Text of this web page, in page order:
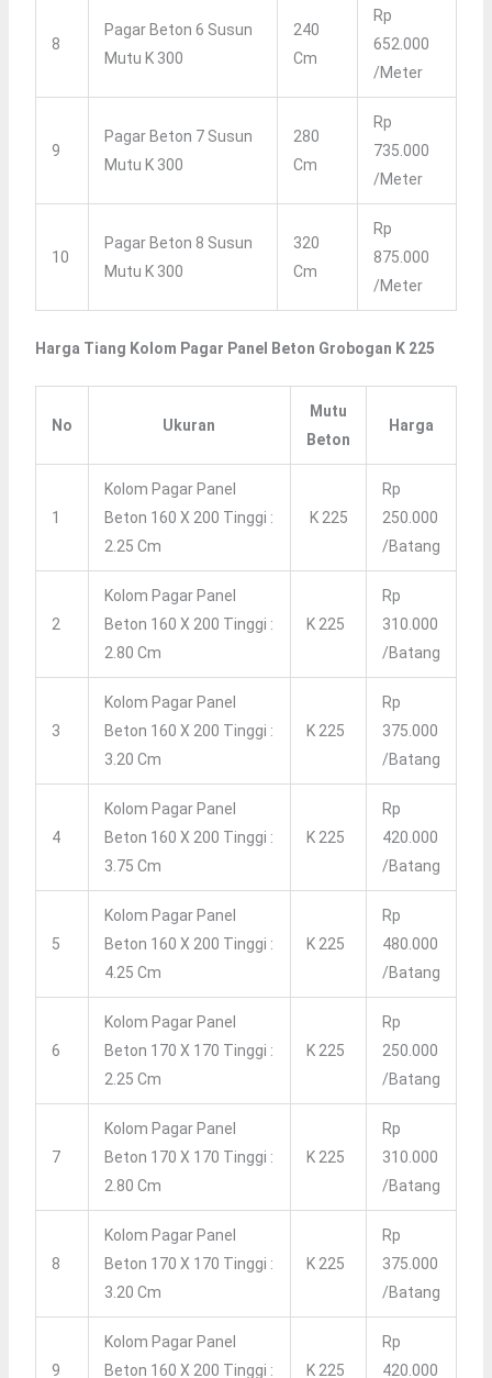
8
Pagar Beton 6 Susun
Mutu K 300
240
Cm
Rp
652.000
/meter
9
Pagar Beton 7 Susun
Mutu K 300
280
Cm
Rp
735.000
/meter
10
Pagar Beton 8 Susun
Mutu K 300
320
Cm
Rp
875.000
/meter
Harga Tiang Kolom Pagar Panel Beton Grobogan K 225
No Ukuran
Mutu
Beton
Harga
1
Kolom Pagar Panel
Beton 160 X 200 Tinggi :
2.25 Cm
K 225
Rp
250.000
/batang
2
Kolom Pagar Panel
Beton 160 X 200 Tinggi :
2.80 Cm
K 225
Rp
310.000
/batang
3
Kolom Pagar Panel
Beton 160 X 200 Tinggi :
3.20 Cm
K 225
Rp
375.000
/batang
4
Kolom Pagar Panel
Beton 160 X 200 Tinggi :
3.75 Cm
K 225
Rp
420.000
/batang
5
Kolom Pagar Panel
Beton 160 X 200 Tinggi :
4.25 Cm
K 225
Rp
480.000
/batang
6
Kolom Pagar Panel
Beton 170 X 170 Tinggi :
2.25 Cm
K 225
Rp
250.000
/batang
7
Kolom Pagar Panel
Beton 170 X 170 Tinggi :
2.80 Cm
K 225
Rp
310.000
/batang
8
Kolom Pagar Panel
Beton 170 X 170 Tinggi :
3.20 Cm
K 225
Rp
375.000
/batang
9
Kolom Pagar Panel
Beton 160 X 200 Tinggi :
K 225
Rp
420.000